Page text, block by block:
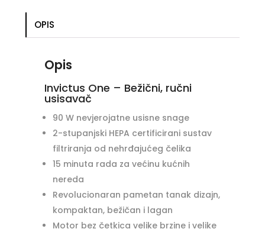
OPIS
Opis
Invictus One – Bežični, ručni
usisavač
90 W nevjerojatne usisne snage
2-stupanjski HEPA certificirani sustav
filtriranja od nehrđajućeg čelika
15 minuta rada za većinu kućnih
nereda
Revolucionaran pametan tanak dizajn,
kompaktan, bežičan i lagan
Motor bez četkica velike brzine i velike